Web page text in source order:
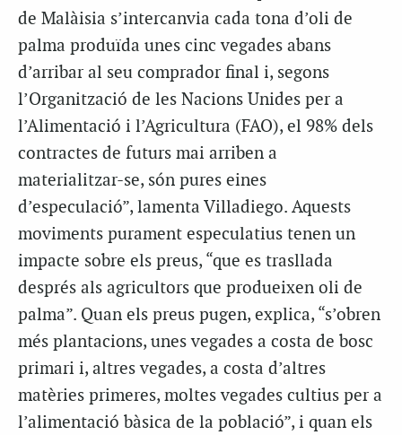
de Malàisia s’intercanvia cada tona d’oli de
palma produïda unes cinc vegades abans
d’arribar al seu comprador final i, segons
l’Organització de les Nacions Unides per a
l’Alimentació i l’Agricultura (FAO), el 98% dels
contractes de futurs mai arriben a
materialitzar-se, són pures eines
d’especulació”, lamenta Villadiego. Aquests
moviments purament especulatius tenen un
impacte sobre els preus, “que es trasllada
després als agricultors que produeixen oli de
palma”. Quan els preus pugen, explica, “s’obren
més plantacions, unes vegades a costa de bosc
primari i, altres vegades, a costa d’altres
matèries primeres, moltes vegades cultius per a
l’alimentació bàsica de la població”, i quan els